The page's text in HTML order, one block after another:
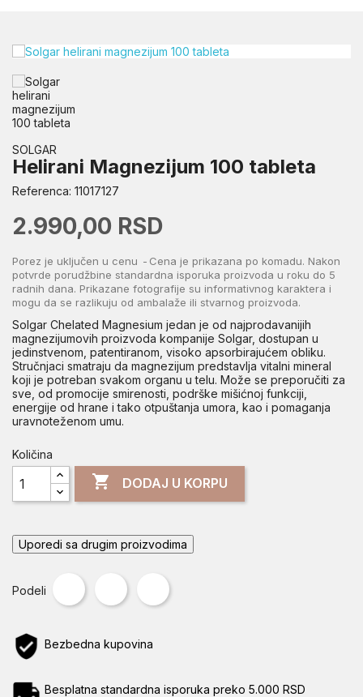
SOLGAR
Helirani Magnezijum 100 tableta
Referenca: 11017127
2.990,00 RSD
Porez je uključen u cenu
Cena je prikazana po komadu. Nakon
potvrde porudžbine standardna isporuka proizvoda u roku do 5
radnih dana. Prikazane fotografije su informativnog karaktera i
mogu da se razlikuju od ambalaže ili stvarnog proizvoda.
Solgar Chelated Magnesium jedan je od najprodavanijih
magnezijumovih proizvoda kompanije Solgar, dostupan u
jedinstvenom, patentiranom, visoko apsorbirajućem obliku.
Stručnjaci smatraju da magnezijum predstavlja vitalni mineral
koji je potreban svakom organu u telu. Može se preporučiti za
sve, od promocije smirenosti, podrške mišićnoj funkciji,
energije od hrane i tako otpuštanja umora, kao i pomaganja
uravnoteženom umu.
Količina
 DODAJ U KORPU
Uporedi sa drugim proizvodima
Podeli
Bezbedna kupovina
Besplatna standardna isporuka preko 5.000 RSD